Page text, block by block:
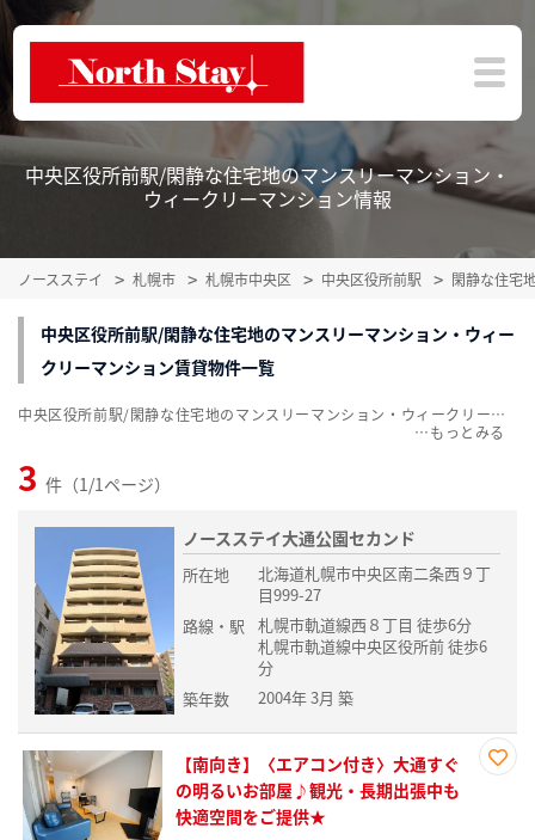
中央区役所前駅/閑静な住宅地のマンスリーマンション・
ウィークリーマンション情報
ノースステイ 札幌市 札幌市中央区 中央区役所前駅 閑静な住宅
中央区役所前駅/閑静な住宅地のマンスリーマンション・ウィー
クリーマンション賃貸物件一覧
3 件（1/1ページ）
ノースステイ大通公園セカンド
所在地
北海道札幌市中央区南二条西９丁
目999-27
路線・駅
札幌市軌道線西８丁目 徒歩6分
札幌市軌道線中央区役所前 徒歩6
分
築年数
2004年 3月 築
【南向き】〈エアコン付き〉大通すぐ
の明るいお部屋♪観光・長期出張中も
快適空間をご提供★
中央区役所前駅/閑静な住宅地のマンスリーマンション・ウィークリーマンション賃貸物件一覧を掲載中。敷金・礼金無料、家具・家電付をご紹介。こだわり条件での絞込みも簡単！
…